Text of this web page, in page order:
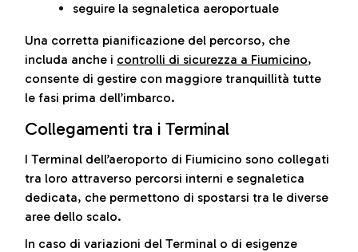
seguire la segnaletica aeroportuale
Una corretta pianificazione del percorso, che
includa anche i controlli di sicurezza a Fiumicino,
consente di gestire con maggiore tranquillità tutte
le fasi prima dell’imbarco.
Collegamenti tra i Terminal
I Terminal dell’aeroporto di Fiumicino sono collegati
tra loro attraverso percorsi interni e segnaletica
dedicata, che permettono di spostarsi tra le diverse
aree dello scalo.
In caso di variazioni del Terminal o di esigenze